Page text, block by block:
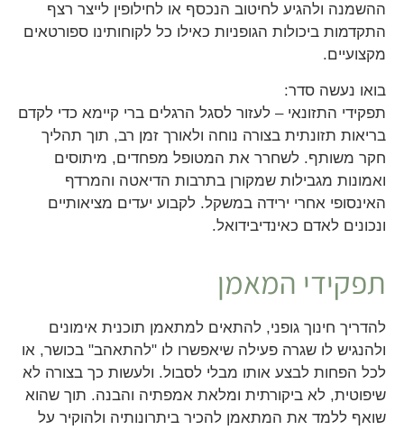
ההשמנה ולהגיע לחיטוב הנכסף או לחילופין לייצר רצף
התקדמות ביכולות הגופניות כאילו כל לקוחותינו ספורטאים
מקצועיים.
בואו נעשה סדר:
תפקידי התזונאי – לעזור לסגל הרגלים ברי קיימא כדי לקדם
בריאות תזונתית בצורה נוחה ולאורך זמן רב, תוך תהליך
חקר משותף. לשחרר את המטופל מפחדים, מיתוסים
ואמונות מגבילות שמקורן בתרבות הדיאטה והמרדף
האינסופי אחרי ירידה במשקל. לקבוע יעדים מציאותיים
ונכונים לאדם כאינדיבידואל.
תפקידי המאמן
להדריך חינוך גופני, להתאים למתאמן תוכנית אימונים
ולהנגיש לו שגרה פעילה שיאפשרו לו "להתאהב" בכושר, או
לכל הפחות לבצע אותו מבלי לסבול. ולעשות כך בצורה לא
שיפוטית, לא ביקורתית ומלאת אמפתיה והבנה. תוך שהוא
שואף ללמד את המתאמן להכיר ביתרונותיה ולהוקיר על